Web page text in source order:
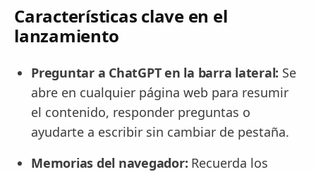
Características clave en el
lanzamiento
Preguntar a ChatGPT en la barra lateral: Se
abre en cualquier página web para resumir
el contenido, responder preguntas o
ayudarte a escribir sin cambiar de pestaña.
Memorias del navegador: Recuerda los